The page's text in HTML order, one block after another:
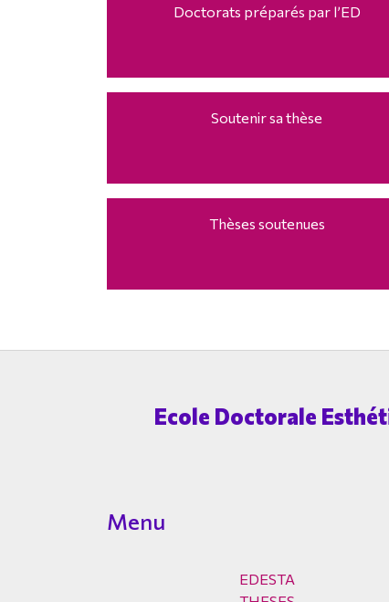
Doctorats préparés par l’ED
Soutenir sa thèse
Thèses soutenues
Ecole Doctorale
Menu
EDESTA